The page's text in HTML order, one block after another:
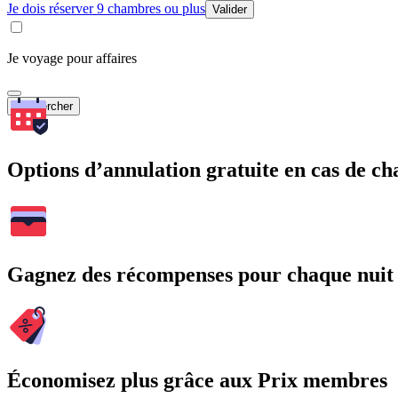
Je dois réserver 9 chambres ou plus Valider
Je voyage pour affaires
Rechercher
Options d’annulation gratuite en cas de
Gagnez des récompenses pour chaque
Économisez plus grâce aux Prix membres